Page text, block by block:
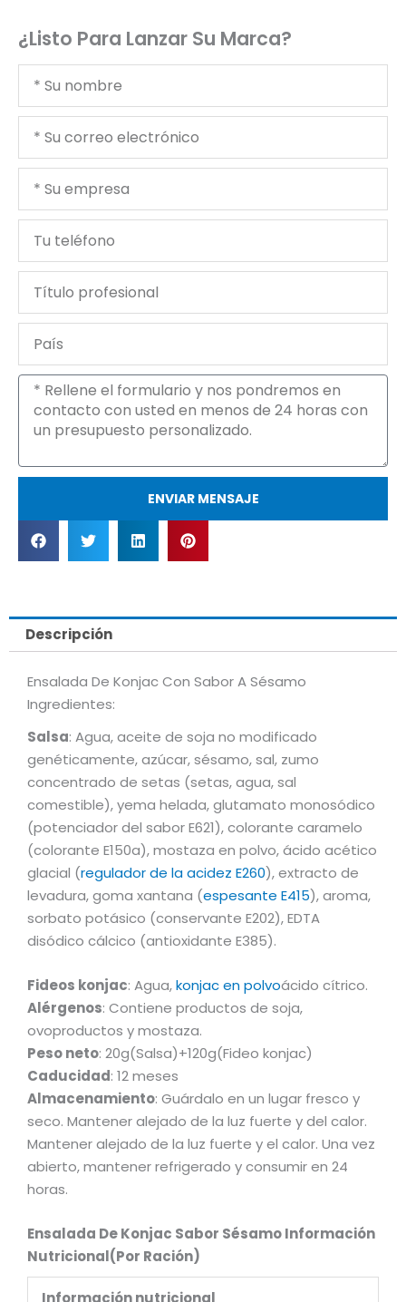
¿Listo Para Lanzar Su Marca?
electrónico
Título
profesional
Mensaje
ENVIAR MENSAJE
Descripción
Ensalada De Konjac Con Sabor A Sésamo
Ingredientes:
Salsa: Agua, aceite de soja no modificado
genéticamente, azúcar, sésamo, sal, zumo
concentrado de setas (setas, agua, sal
comestible), yema helada, glutamato monosódico
(potenciador del sabor E621), colorante caramelo
(colorante E150a), mostaza en polvo, ácido acético
glacial (regulador de la acidez E260), extracto de
levadura, goma xantana (espesante E415), aroma,
sorbato potásico (conservante E202), EDTA
disódico cálcico (antioxidante E385).
Fideos konjac: Agua,konjac en polvoácido cítrico.
Alérgenos: Contiene productos de soja,
ovoproductos y mostaza.
Peso neto: 20g(Salsa)+120g(Fideo konjac)
Caducidad: 12 meses
Almacenamiento: Guárdalo en un lugar fresco y
seco. Mantener alejado de la luz fuerte y del calor.
Mantener alejado de la luz fuerte y el calor. Una vez
abierto, mantener refrigerado y consumir en 24
horas.
Ensalada De Konjac Sabor Sésamo Información
Nutricional(Por Ración)